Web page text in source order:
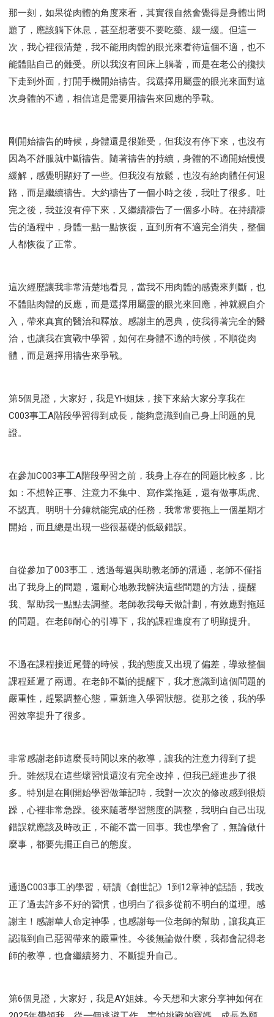
那一刻，如果從肉體的角度來看，其實很自然會覺得是身體出問
題了，應該躺下休息，甚至想著要不要吃藥、緩一緩。但這一
次，我心裡很清楚，我不能用肉體的眼光來看待這個不適，也不
能體貼自己的難受。所以我沒有回床上躺著，而是在老公的攙扶
下走到外面，打開手機開始禱告。我選擇用屬靈的眼光來面對這
次身體的不適，相信這是需要用禱告來回應的爭戰。
剛開始禱告的時候，身體還是很難受，但我沒有停下來，也沒有
因為不舒服就中斷禱告。隨著禱告的持續，身體的不適開始慢慢
緩解，感覺明顯好了一些。但我沒有放鬆，也沒有給肉體任何退
路，而是繼續禱告。大約禱告了一個小時之後，我吐了很多。吐
完之後，我並沒有停下來，又繼續禱告了一個多小時。在持續禱
告的過程中，身體一點一點恢復，直到所有不適完全消失，整個
人都恢復了正常。
這次經歷讓我非常清楚地看見，當我不用肉體的感覺來判斷，也
不體貼肉體的反應，而是選擇用屬靈的眼光來回應，神就親自介
入，帶來真實的醫治和釋放。感謝主的恩典，使我得著完全的醫
治，也讓我在實戰中學習，如何在身體不適的時候，不順從肉
體，而是選擇用禱告來爭戰。
第5個見證，大家好，我是YH姐妹，接下來給大家分享我在
C003事工A階段學習得到成長，能夠意識到自己身上問題的見
證。
在參加C003事工A階段學習之前，我身上存在的問題比較多，比
如：不想幹正事、注意力不集中、寫作業拖延，還有做事馬虎、
不認真。明明十分鐘就能完成的任務，我常常要拖上一個星期才
開始，而且總是出現一些很基礎的低級錯誤。
自從參加了003事工，透過每週與助教老師的溝通，老師不僅指
出了我身上的問題，還耐心地教我解決這些問題的方法，提醒
我、幫助我一點點去調整。老師教我每天做計劃，有效應對拖延
的問題。在老師耐心的引導下，我的課程進度有了明顯提升。
不過在課程接近尾聲的時候，我的態度又出現了偏差，導致整個
課程延遲了兩週。在老師不斷的提醒下，我才意識到這個問題的
嚴重性，趕緊調整心態，重新進入學習狀態。從那之後，我的學
習效率提升了很多。
非常感謝老師這麼長時間以來的教導，讓我的注意力得到了提
升。雖然現在這些壞習慣還沒有完全改掉，但我已經進步了很
多。特別是在剛開始學習做筆記時，我對一次次的修改感到很煩
躁，心裡非常急躁。後來隨著學習態度的調整，我明白自己出現
錯誤就應該及時改正，不能不當一回事。我也學會了，無論做什
麼事，都要先擺正自己的態度。
通過C003事工的學習，研讀《創世記》1到12章神的話語，我改
正了過去許多不好的習慣，也明白了很多從前不明白的道理。感
謝主！感謝華人命定神學，也感謝每一位老師的幫助，讓我真正
認識到自己惡習帶來的嚴重性。今後無論做什麼，我都會記得老
師的教導，也會繼續努力、不斷提升自己。
第6個見證，大家好，我是AY姐妹。今天想和大家分享神如何在